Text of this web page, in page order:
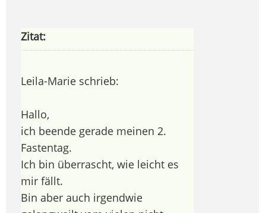
Zitat:
Leila-Marie schrieb:
Hallo,
ich beende gerade meinen 2.
Fastentag.
Ich bin überrascht, wie leicht es
mir fällt.
Bin aber auch irgendwie